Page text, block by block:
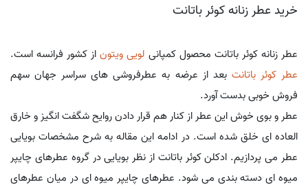
خرید عطر زنانه کوئر باتانت
عطر زنانه کوئر باتانت محصول کمپانی لویی ویتوناز کشور فرانسه است.
عطر کوئر باتانت بعد از عرضه به عطرفروشی های سراسر جهان سهم
فروش خوبی بدست آورد.
عطر و بوی خوش این عطر از کنار هم قرار دادن روایح شگفت انگیز و خارق
العاده ای خلق شده است. در ادامه این مقاله به شرح مشخصات بویایی
عطر می پردازیم. ادکلن کوئر باتانت از نظر بویایی در گروه عطرهای چایپر
میوه ای دسته بندی می شود. عطرهای چایپر میوه ای در میان عطرهای